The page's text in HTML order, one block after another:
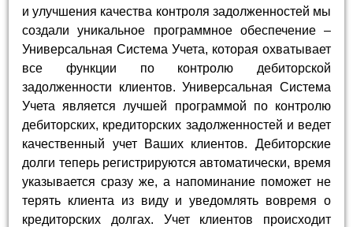
и улучшения качества контроля задолженностей мы
создали уникальное программное обеспечение –
Универсальная Система Учета, которая охватывает
все функции по контролю дебиторской
задолженности клиентов. Универсальная Система
Учета является лучшей программой по контролю
дебиторских, кредиторских задолженностей и ведет
качественный учет Ваших клиентов. Дебиторские
долги теперь регистрируются автоматически, время
указывается сразу же, а напоминание поможет не
терять клиента из виду и уведомлять вовремя о
кредиторских долгах. Учет клиентов происходит